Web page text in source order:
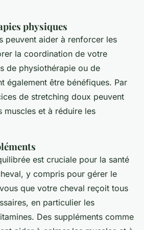
physiques
peuvent aider à renforcer les
la coordination de votre
de physiothérapie ou de
également être bénéfiques. Par
de stretching doux peuvent
muscles et à réduire les
est cruciale pour la santé
y compris pour gérer le
que votre cheval reçoit tous
en particulier les
Des suppléments comme